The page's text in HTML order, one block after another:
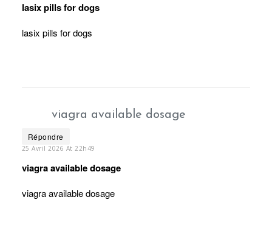
lasix pills for dogs
lasix pills for dogs
viagra available dosage
Répondre
25 Avril 2026 At 22h49
viagra available dosage
viagra available dosage